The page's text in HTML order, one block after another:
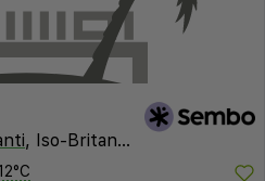
, Iso-Britannia